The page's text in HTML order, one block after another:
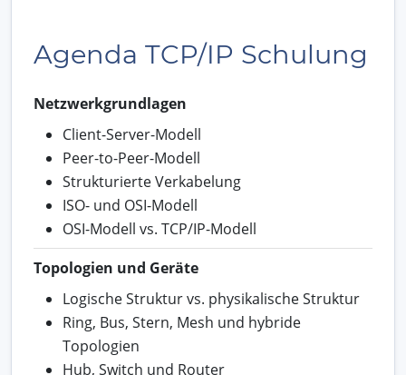
Agenda TCP/IP Schulung
Netzwerkgrundlagen
Client-Server-Modell
Peer-to-Peer-Modell
Strukturierte Verkabelung
ISO- und OSI-Modell
OSI-Modell vs. TCP/IP-Modell
Topologien und Geräte
Logische Struktur vs. physikalische Struktur
Ring, Bus, Stern, Mesh und hybride
Topologien
Hub, Switch und Router